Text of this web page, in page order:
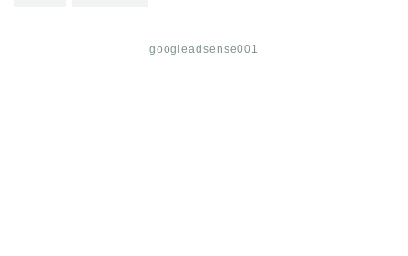
googleadsense001